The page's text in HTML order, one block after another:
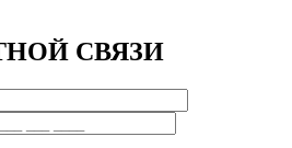
СВЯЗИ